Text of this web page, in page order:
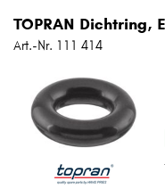
TOPRAN Dichtring,
Art.-Nr. 111 414